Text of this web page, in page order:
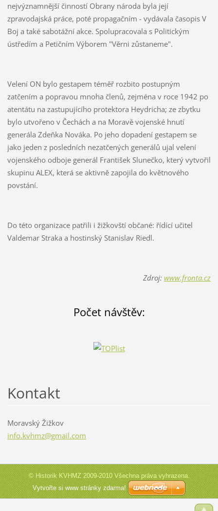
nejvýznamnější činností Obrany národa byla její
zpravodajská práce, poté propagačním - vydávala časopis V
Boj a také sabotážní akce. Spolupracovala s Politickým
ústředím a Petičním Výborem "Věrni zůstaneme".
Velení ON bylo gestapem téměř rozbito postupným
zatčením a popravou mnoha členů, zejména v roce 1942 po
atentátu na zastupujícího protektora Heydricha; ze zbytku
bylo utvořeno v Čechách a na Moravě vojenské hnutí
generála Zdeňka Nováka. Po jeho dopadení gestapem se
jako jeden z posledních nezatčených generálů ujal velení
vojenského odboje generál František Slunečko, který vytvořil
skupinu ALEX, která se aktivně zapojila do květnového
povstání.
Do této organizace patřili i žižkovští občané: řídící učitel
Valdemar Straka a hostinský Stanislav Riedl.
Zdroj:www.fronta.cz
Počet návštěv:
Kontakt
Moravský Žižkov
info.kvhmz@gmail.com
© Historik KVHMZ 2009-2010 Všechna práva vyhrazena.
Vytvořte si www stránky zdarma!